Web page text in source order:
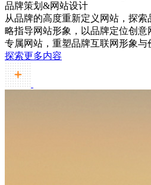
品牌策划&网站设计
从品牌的高度重新定义网站，探
略指导网站形象，以品牌定位创
专属网站，重塑品牌互联网形象与
探索更多内容